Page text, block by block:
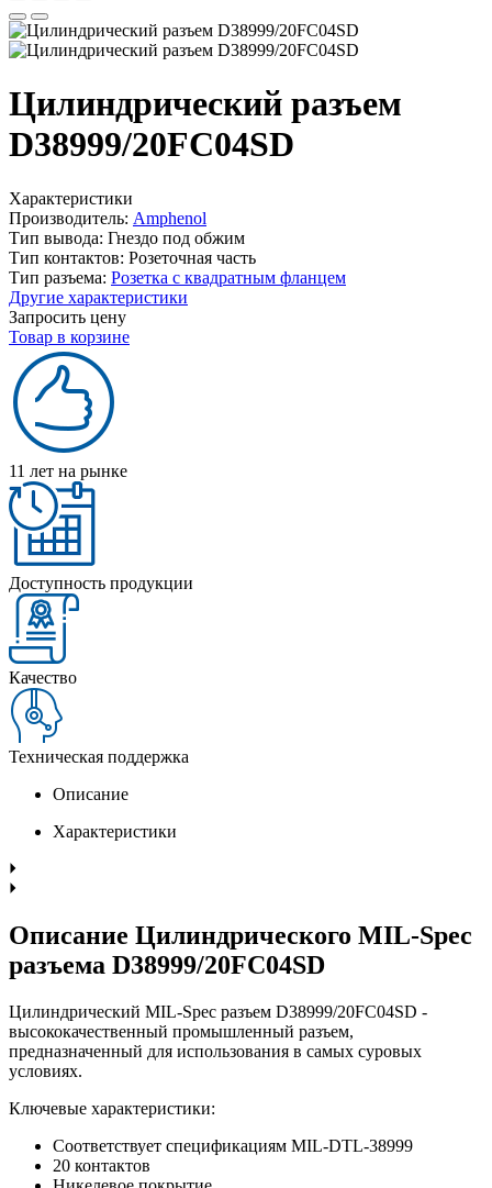
Цилиндрический разъем
D38999/20FC04SD
Характеристики
Производитель: Amphenol
Тип вывода: Гнездо под обжим
Тип контактов: Розеточная часть
Тип разъема: Розетка с квадратным фланцем
Другие характеристики
Запросить цену
Товар в корзине
11 лет на рынке
Доступность продукции
Качество
Техническая поддержка
Описание
Характеристики
Описание Цилиндрического MIL-Spec
разъема D38999/20FC04SD
Цилиндрический MIL-Spec разъем D38999/20FC04SD -
высококачественный промышленный разъем,
предназначенный для использования в самых суровых
условиях.
Ключевые характеристики:
Соответствует спецификациям MIL-DTL-38999
20 контактов